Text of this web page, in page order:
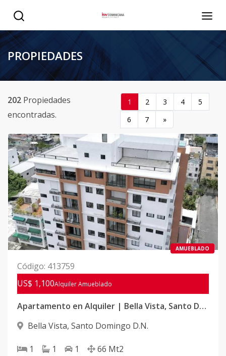
PROPIEDADES
202 Propiedades
encontradas.
1 2 3 4
5
6
7 »
AMUEBLADO
Código: 413759
US$ 1,100AlquilerAmueblado
Apartamento en Alquiler | Bella Vista, Santo Domingo
Bella Vista, Santo Domingo D.N.
1 1 1 66 Mt2